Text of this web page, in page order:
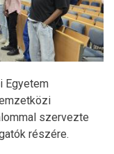
Egyetem
szervezte
részére.